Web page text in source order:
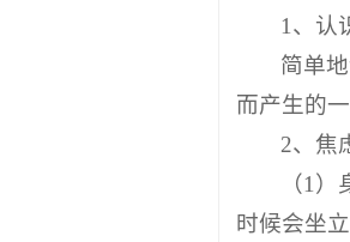
1、认
简单
而产生的
2、焦
（1
时候会坐